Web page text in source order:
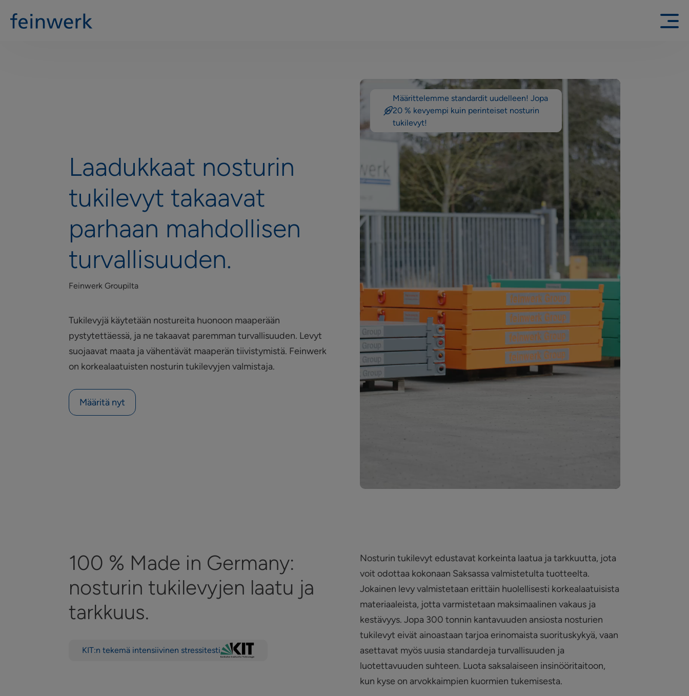
Laadukkaat nosturin
tukilevyt takaavat
parhaan mahdollisen
turvallisuuden.
Feinwerk Groupilta
Tukilevyjä käytetään nostureita huonoon maaperään
pystytettäessä, ja ne takaavat paremman turvallisuuden. Levyt
suojaavat maata ja vähentävät maaperän tiivistymistä. Feinwerk
on korkealaatuisten nosturin tukilevyjen valmistaja.
Määritä nyt
Videotoistin
Määrittelemme standardit uudelleen! Jopa
20 % kevyempi kuin perinteiset nosturin
tukilevyt!
100 % Made in Germany:
nosturin tukilevyjen laatu ja
tarkkuus.
KIT:n tekemä intensiivinen stressitesti
Nosturin tukilevyt edustavat korkeinta laatua ja tarkkuutta, jota
voit odottaa kokonaan Saksassa valmistetulta tuotteelta.
Jokainen levy valmistetaan erittäin huolellisesti korkealaatuisista
materiaaleista, jotta varmistetaan maksimaalinen vakaus ja
kestävyys. Jopa 300 tonnin kantavuuden ansiosta nosturien
tukilevyt eivät ainoastaan tarjoa erinomaista suorituskykyä, vaan
asettavat myös uusia standardeja turvallisuuden ja
luotettavuuden suhteen. Luota saksalaiseen insinööritaitoon,
kun kyse on arvokkaimpien kuormien tukemisesta.